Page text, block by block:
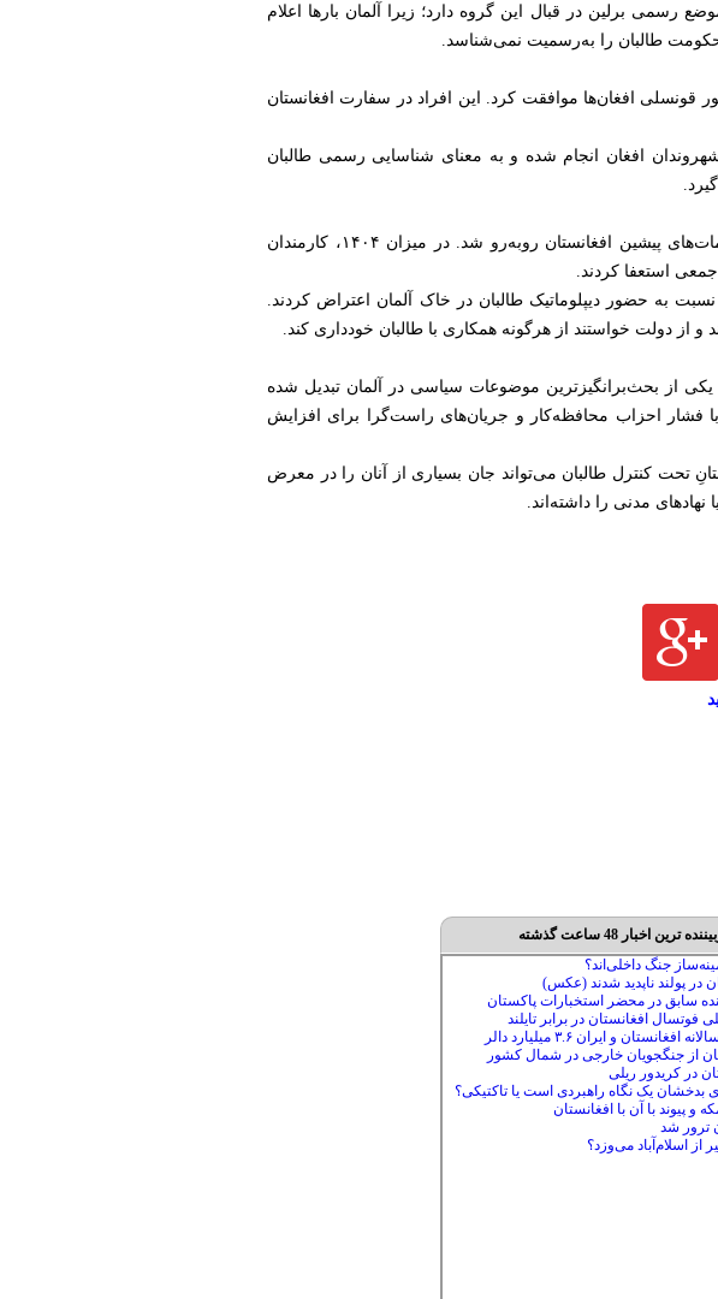
برلین در قبال این گروه دارد؛ زیرا آلمان بارها اعلام
طالبان را به‌رسمیت نمی‌شناسد.
قونسلی افغان‌ها موافقت کرد. این افراد در سفارت افغانستان
افغان انجام شده و به معنای شناسایی رسمی طالبان
تصمیم برلین برای پذیرش نمایندگان طالبان، در همان زمان با واکنش تند شماری از دیپلومات‌های پیشین افغانستان روبه‌رو شد. در میزان ۱۴۰۴، کارمندان
استعفا کردند.
به حضور دیپلوماتیک طالبان در خاک آلمان اعتراض کردند.
دولت خواستند از هرگونه همکاری با طالبان خودداری کند.
از بحث‌برانگیزترین موضوعات سیاسی در آلمان تبدیل شده
فشار احزاب محافظه‌کار و جریان‌های راست‌گرا برای افزایش
تحت کنترل طالبان می‌تواند جان بسیاری از آنان را در معرض
مدنی را داشته‌اند.
ترین اخبار 48 ساعت گذشته